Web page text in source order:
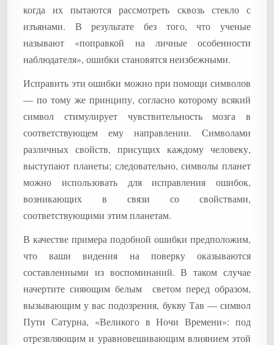
когда их пытаются рассмотреть сквозь стекло с
изъянами. В результате без того, что ученые
называют «поправкой на личные особенности
наблюдателя», ошибки становятся неизбежными.
Исправить эти ошибки можно при помощи символов
— по тому же принципу, согласно которому всякий
символ стимулирует чувствительность мозга в
соответствующем ему направлении. Символами
различных свойств, присущих каждому человеку,
выступают планеты; следовательно, символы планет
можно использовать для исправления ошибок,
возникающих в связи со свойствами,
соответствующими этим планетам.
В качестве примера подобной ошибки предположим,
что ваши видения на поверку оказываются
составленными из воспоминаний. В таком случае
начертите сияющим белым светом перед образом,
вызывающим у вас подозрения, букву Тав — символ
Пути Сатурна, «Великого в Ночи Времени»: под
отрезвляющим и уравновешивающим влиянием этой